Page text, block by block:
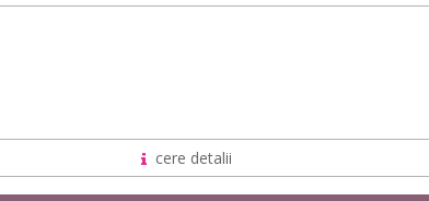
cere detalii